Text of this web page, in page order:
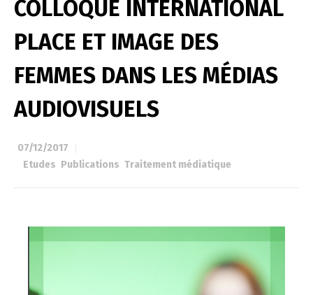
COLLOQUE INTERNATIONAL
PLACE ET IMAGE DES
FEMMES DANS LES MÉDIAS
AUDIOVISUELS
07/12/2017
Etudes Publications Traitement médiatique